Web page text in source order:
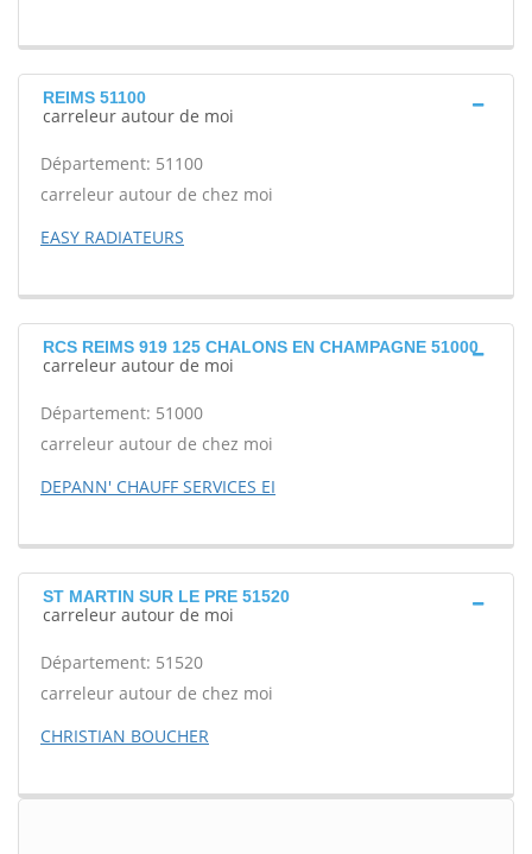
REIMS 51100
carreleur autour de moi
Département: 51100
carreleur autour de chez moi
EASY RADIATEURS
RCS REIMS 919 125 CHALONS EN CHAMPAGNE 51000
carreleur autour de moi
Département: 51000
carreleur autour de chez moi
DEPANN' CHAUFF SERVICES EI
ST MARTIN SUR LE PRE 51520
carreleur autour de moi
Département: 51520
carreleur autour de chez moi
CHRISTIAN BOUCHER